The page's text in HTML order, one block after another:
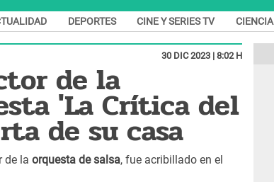
DEPORTES CINE Y SERIES TV CIENCIA
30 DIC 2023 | 8:02 H
de la
'La Crítica del
de su casa
de la orquesta de salsa, fue acribillado en el